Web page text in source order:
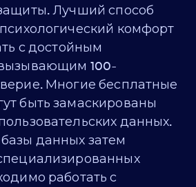
Лучший способ
комфорт
с достойным
100-
Многие бесплатные
быть замаскированы
данных.
данных затем
работать с